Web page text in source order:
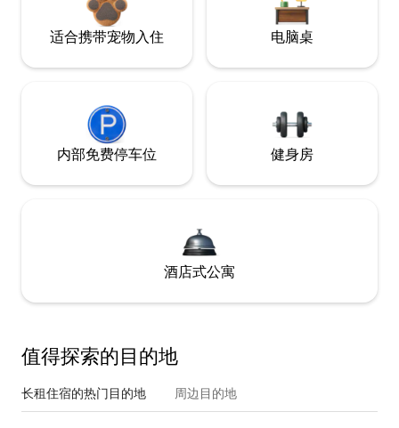
适合携带宠物入住 电脑桌
内部免费停车位 健身房
酒店式公寓
值得探索的目的地
长租住宿的热门目的地 周边目的地